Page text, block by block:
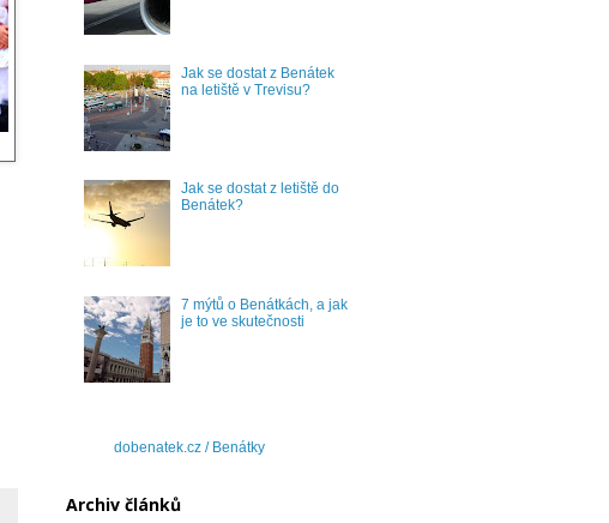
Jak se dostat z Benátek
na letiště v Trevisu?
Jak se dostat z letiště do
Benátek?
7 mýtů o Benátkách, a jak
je to ve skutečnosti
dobenatek.cz / Benátky
Archiv článků